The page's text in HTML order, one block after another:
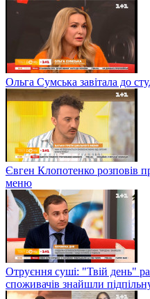
Ольга Сумська завітала до
Євген Клопотенко розповів
меню
Отруєння суші: "Твій день"
споживачів знайшли